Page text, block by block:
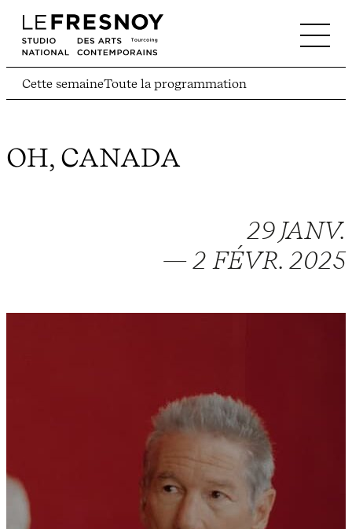
Cette semaineToute la programmation
OH, CANADA
29 JANV.
— 2 FÉVR. 2025